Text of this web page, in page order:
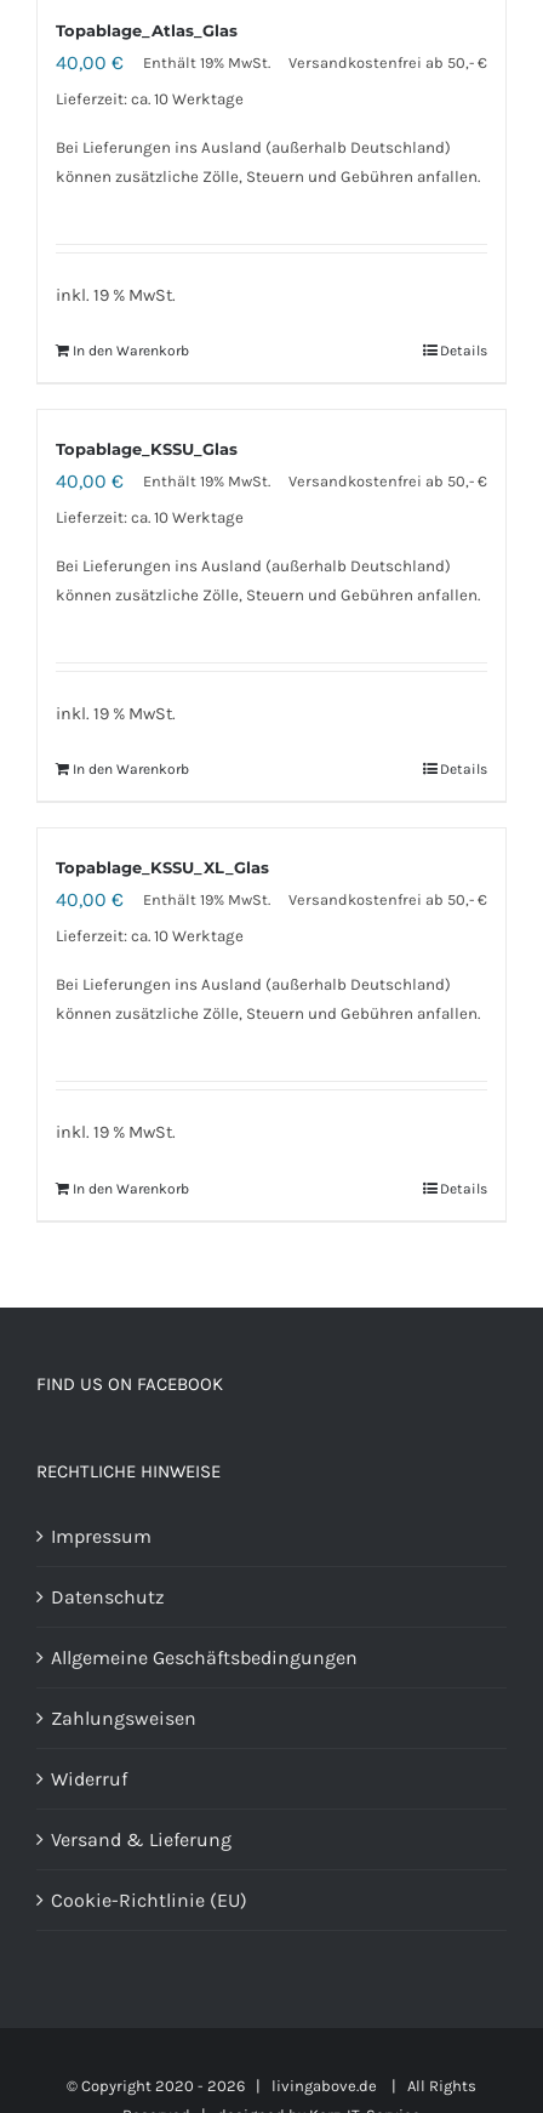
Topablage_Atlas_Glas
40,00 € Enthält 19% MwSt.
Versandkostenfrei ab 50,- €
Lieferzeit: ca. 10 Werktage
Bei Lieferungen ins Ausland (außerhalb Deutschland)
können zusätzliche Zölle, Steuern und Gebühren anfallen.
inkl. 19 % MwSt.
In den Warenkorb Details
Topablage_KSSU_Glas
40,00 € Enthält 19% MwSt.
Versandkostenfrei ab 50,- €
Lieferzeit: ca. 10 Werktage
Bei Lieferungen ins Ausland (außerhalb Deutschland)
können zusätzliche Zölle, Steuern und Gebühren anfallen.
inkl. 19 % MwSt.
In den Warenkorb Details
Topablage_KSSU_XL_Glas
40,00 € Enthält 19% MwSt.
Versandkostenfrei ab 50,- €
Lieferzeit: ca. 10 Werktage
Bei Lieferungen ins Ausland (außerhalb Deutschland)
können zusätzliche Zölle, Steuern und Gebühren anfallen.
inkl. 19 % MwSt.
In den Warenkorb Details
FIND US ON FACEBOOK
RECHTLICHE HINWEISE
Impressum
Datenschutz
Allgemeine Geschäftsbedingungen
Zahlungsweisen
Widerruf
Versand & Lieferung
Cookie-Richtlinie (EU)
© Copyright 2020 - 2026 | livingabove.de | All Rights